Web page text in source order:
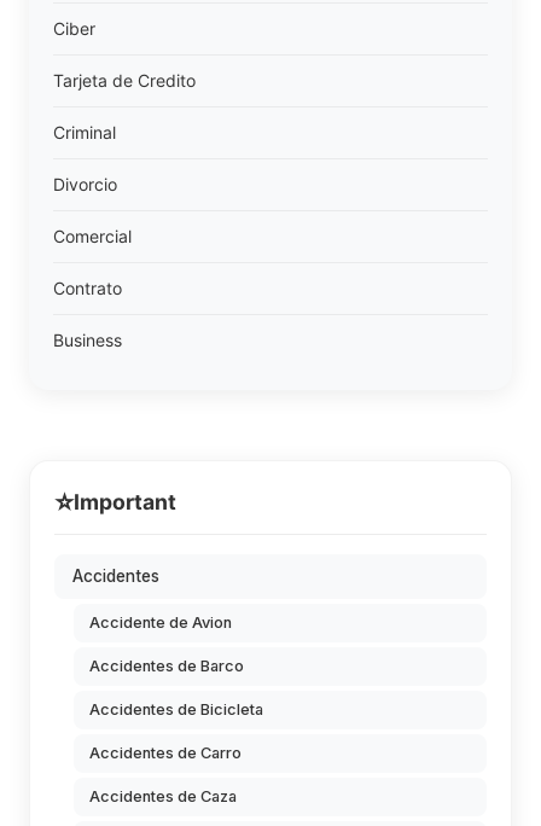
Ciber
Tarjeta de Credito
Criminal
Divorcio
Comercial
Contrato
Business
⭐Important
Accidentes
Accidente de Avion
Accidentes de Barco
Accidentes de Bicicleta
Accidentes de Carro
Accidentes de Caza